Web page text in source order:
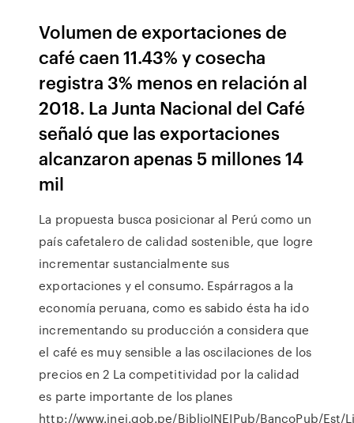
Volumen de exportaciones de
café caen 11.43% y cosecha
registra 3% menos en relación al
2018. La Junta Nacional del Café
señaló que las exportaciones
alcanzaron apenas 5 millones 14
mil
La propuesta busca posicionar al Perú como un
país cafetalero de calidad sostenible, que logre
incrementar sustancialmente sus
exportaciones y el consumo. Espárragos a la
economía peruana, como es sabido ésta ha ido
incrementando su producción a considera que
el café es muy sensible a las oscilaciones de los
precios en 2 La competitividad por la calidad
es parte importante de los planes
http://www.inei.gob.pe/BiblioINEIPub/BancoPub/Est/